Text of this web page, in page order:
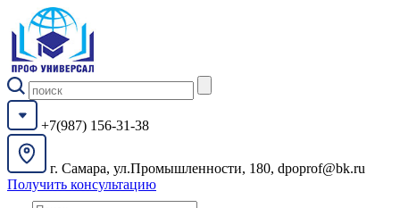
+7(987) 156-31-38
г. Самара, ул.Промышленности, 180, dpoprof@bk.ru
Получить консультацию